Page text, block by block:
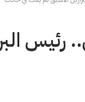
رئيس